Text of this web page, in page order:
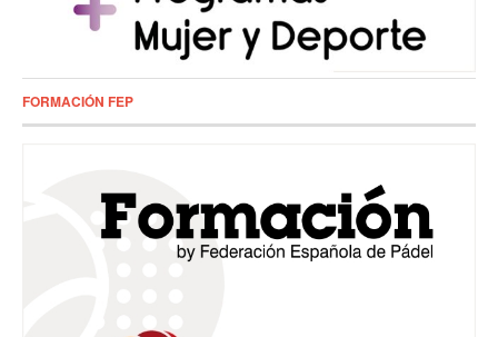
FORMACIÓN FEP